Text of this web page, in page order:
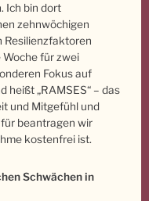
Ich bin dort
zehnwöchigen
Resilienzfaktoren
für zwei
Fokus auf
heißt „RAMSES“ – das
und Mitgefühl und
beantragen wir
kostenfrei ist.
Schwächen in